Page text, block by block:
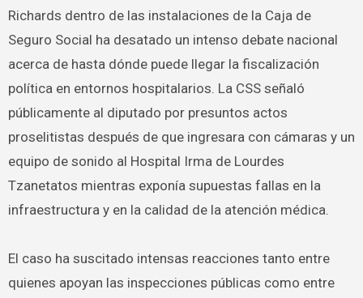
Richards dentro de las instalaciones de la Caja de
Seguro Social ha desatado un intenso debate nacional
acerca de hasta dónde puede llegar la fiscalización
política en entornos hospitalarios. La CSS señaló
públicamente al diputado por presuntos actos
proselitistas después de que ingresara con cámaras y un
equipo de sonido al Hospital Irma de Lourdes
Tzanetatos mientras exponía supuestas fallas en la
infraestructura y en la calidad de la atención médica.
El caso ha suscitado intensas reacciones tanto entre
quienes apoyan las inspecciones públicas como entre